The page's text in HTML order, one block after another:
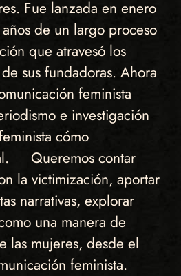
Fue lanzada en enero
de un largo proceso
que atravesó los
sus fundadoras. Ahora
feminista
e investigación
cómo
Queremos contar
la victimización, aportar
narrativas, explorar
una manera de
las mujeres, desde el
feminista.